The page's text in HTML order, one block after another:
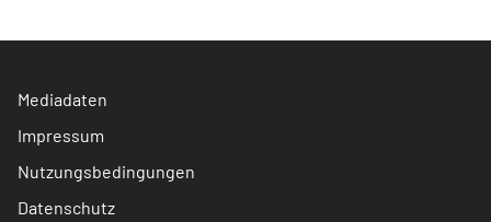
Mediadaten
Impressum
Nutzungsbedingungen
Datenschutz